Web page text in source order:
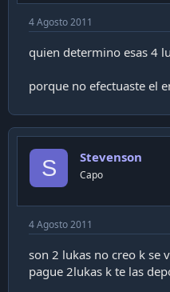
4 Agosto 2011
quien determino esas 4
porque no efectuaste el
S Stevenson
Capo
4 Agosto 2011
son 2 lukas no creo k se
pague 2lukas k te las